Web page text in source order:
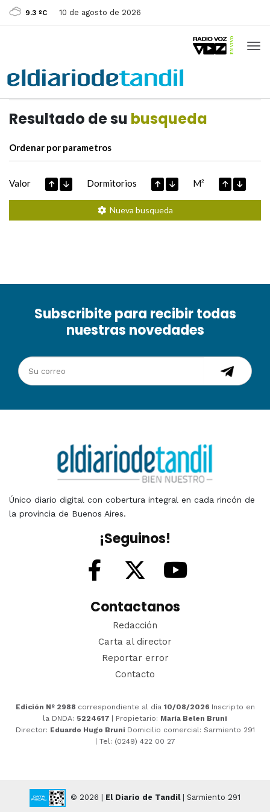
9.3 ºC 10 de agosto de 2026
Resultado de su busqueda
Ordenar por parametros
Valor Dormitorios M²
Nueva busqueda
Subscribite para recibir todas
nuestras novedades
Único diario digital con cobertura integral en cada rincón de
la provincia de Buenos Aires.
¡Seguinos!
Contactanos
Redacción
Carta al director
Reportar error
Contacto
Edición Nº 2988 correspondiente al día 10/08/2026 Inscripto en
la DNDA: 5224617 | Propietario: María Belen Bruni
Director: Eduardo Hugo Bruni Domicilio comercial: Sarmiento 291
| Tel: (0249) 422 00 27
© 2026 | El Diario de Tandil| Sarmiento 291